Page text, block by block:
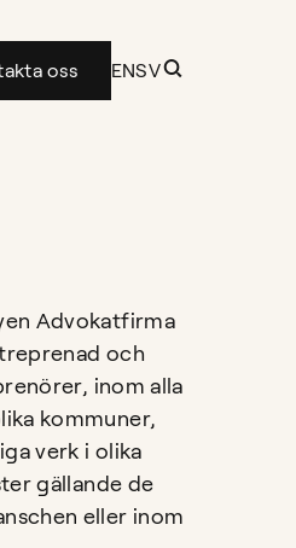
oss ENSV
Advokatfirma
och
inom alla
kommuner,
verk i olika
gällande de
eller inom